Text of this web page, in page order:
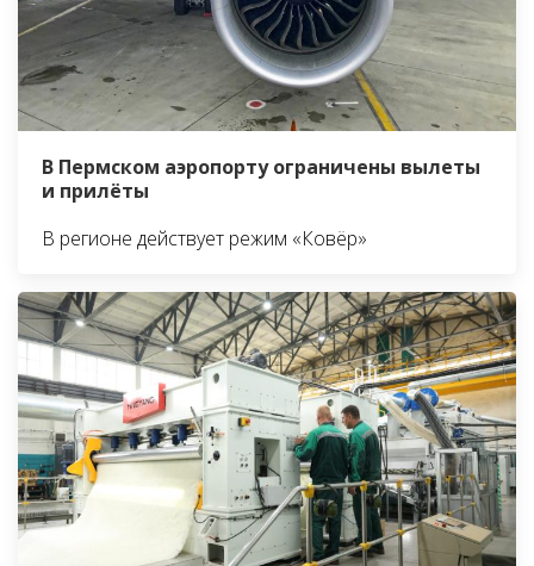
В Пермском аэропорту ограничены вылеты
и прилёты
В регионе действует режим «Ковёр»